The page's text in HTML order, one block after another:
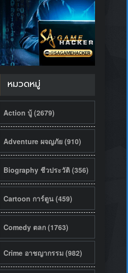
หมวดหมู่
Action บู้ (2679)
Adventure ผจญภัย (910)
Biography ชีวประวัติ (356)
Cartoon การ์ตูน (459)
Comedy ตลก (1763)
Crime อาชญากรรม (982)